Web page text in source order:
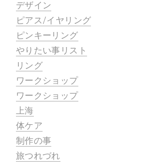
デザイン
ピアス/イヤリング
ピンキーリング
やりたい事リスト
リング
ワークショップ
ワークショップ
上海
体ケア
制作の事
旅つれづれ